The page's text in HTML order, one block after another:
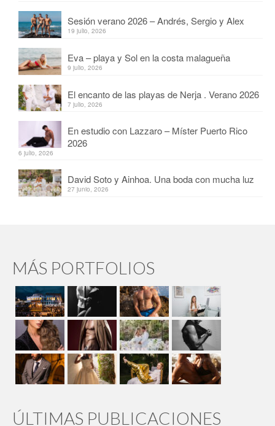
Sesión verano 2026 – Andrés, Sergio y Alex
19 julio, 2026
Eva – playa y Sol en la costa malagueña
9 julio, 2026
El encanto de las playas de Nerja . Verano 2026
7 julio, 2026
En estudio con Lazzaro – Míster Puerto Rico
2026
6 julio, 2026
David Soto y Ainhoa. Una boda con mucha luz
27 junio, 2026
MÁS PORTFOLIOS
ÚLTIMAS PUBLICACIONES